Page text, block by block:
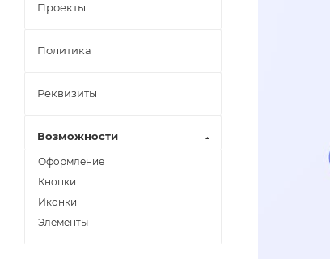
Проекты
Политика
Реквизиты
Возможности
Оформление
Кнопки
Иконки
Элементы